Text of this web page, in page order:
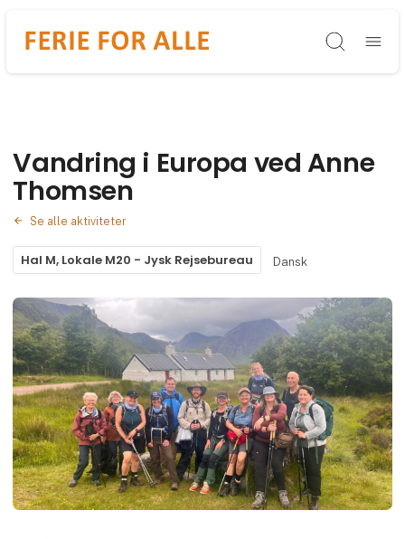
Søg
Vandring i Europa ved Anne
Thomsen
Se alle aktiviteter
Hal M, Lokale M20 - Jysk Rejsebureau Dansk